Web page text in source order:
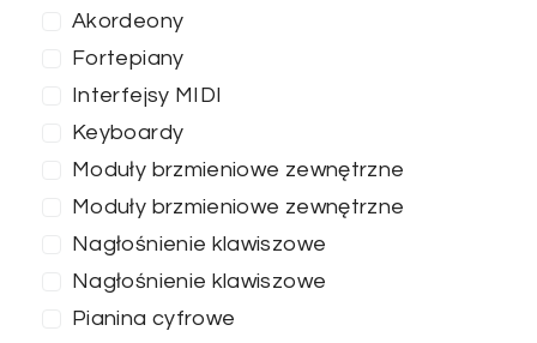
Akordeony
Fortepiany
Interfejsy MIDI
Keyboardy
Moduły brzmieniowe zewnętrzne
Moduły brzmieniowe zewnętrzne
Nagłośnienie klawiszowe
Nagłośnienie klawiszowe
Pianina cyfrowe